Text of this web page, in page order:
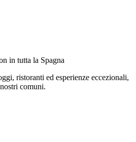
in tutta la Spagna
ristoranti ed esperienze eccezionali,
comuni.